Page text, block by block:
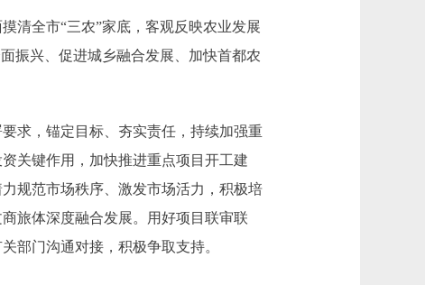
全市“三农”家底，客观反映农业发展
振兴、促进城乡融合发展、加快首都农
求，锚定目标、夯实责任，持续加强重
关键作用，加快推进重点项目开工建
规范市场秩序、激发市场活力，积极培
旅体深度融合发展。用好项目联审联
部门沟通对接，积极争取支持。